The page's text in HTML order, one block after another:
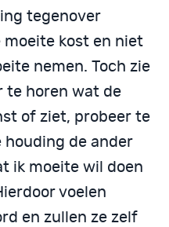
tegenover
moeite kost en niet
nemen. Toch zie
te horen wat de
of ziet, probeer te
houding de ander
ik moeite wil doen
voelen
en zullen ze zelf